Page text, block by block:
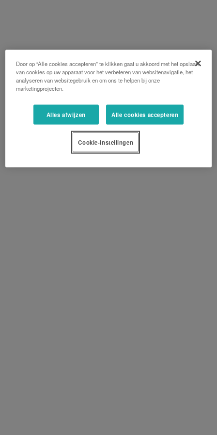
Door op “Alle cookies accepteren” te klikken gaat u akkoord met het opslaan
van cookies op uw apparaat voor het verbeteren van websitenavigatie, het
analyseren van websitegebruik en om ons te helpen bij onze
marketingprojecten.
Alles afwijzen Alle cookies accepteren
Cookie-instellingen